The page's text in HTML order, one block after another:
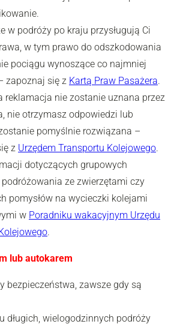
w podróży po kraju przysługują Ci
w tym prawo do odszkodowania
pociągu wynoszące co najmniej
zapoznaj się z Kartą Praw Pasażera.
reklamacja nie zostanie uznana przez
nie otrzymasz odpowiedzi lub
pomyślnie rozwiązana –
z Urzędem Transportu Kolejowego.
dotyczących grupowych
podróżowania ze zwierzętami czy
pomysłów na wycieczki kolejami
w Poradniku wakacyjnym Urzędu
.
lub autokarem
bezpieczeństwa, zawsze gdy są
długich, wielogodzinnych podróży